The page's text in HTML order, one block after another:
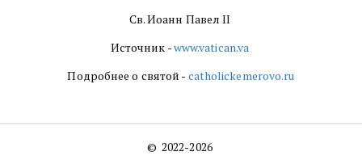
Св. Иоанн Павел II
Источник -www.vatican.va
Подробнее о святой - catholickemerovo.ru
©  2022-2026